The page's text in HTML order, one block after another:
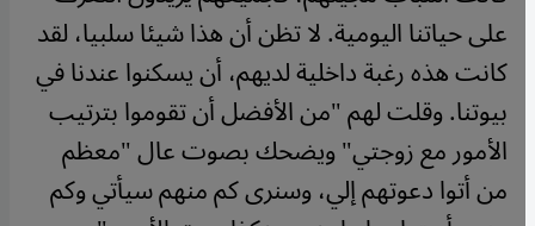
على حياتنا اليومية. لا تظن أن هذا شيئا سلبيا، لقد
كانت هذه رغبة داخلية لديهم، أن يسكنوا عندنا في
بيوتنا. وقلت لهم "من الأفضل أن تقوموا بترتيب
الأمور مع زوجتي" ويضحك بصوت عال "معظم
من أتوا دعوتهم إلي، وسنرى كم منهم سيأتي وكم